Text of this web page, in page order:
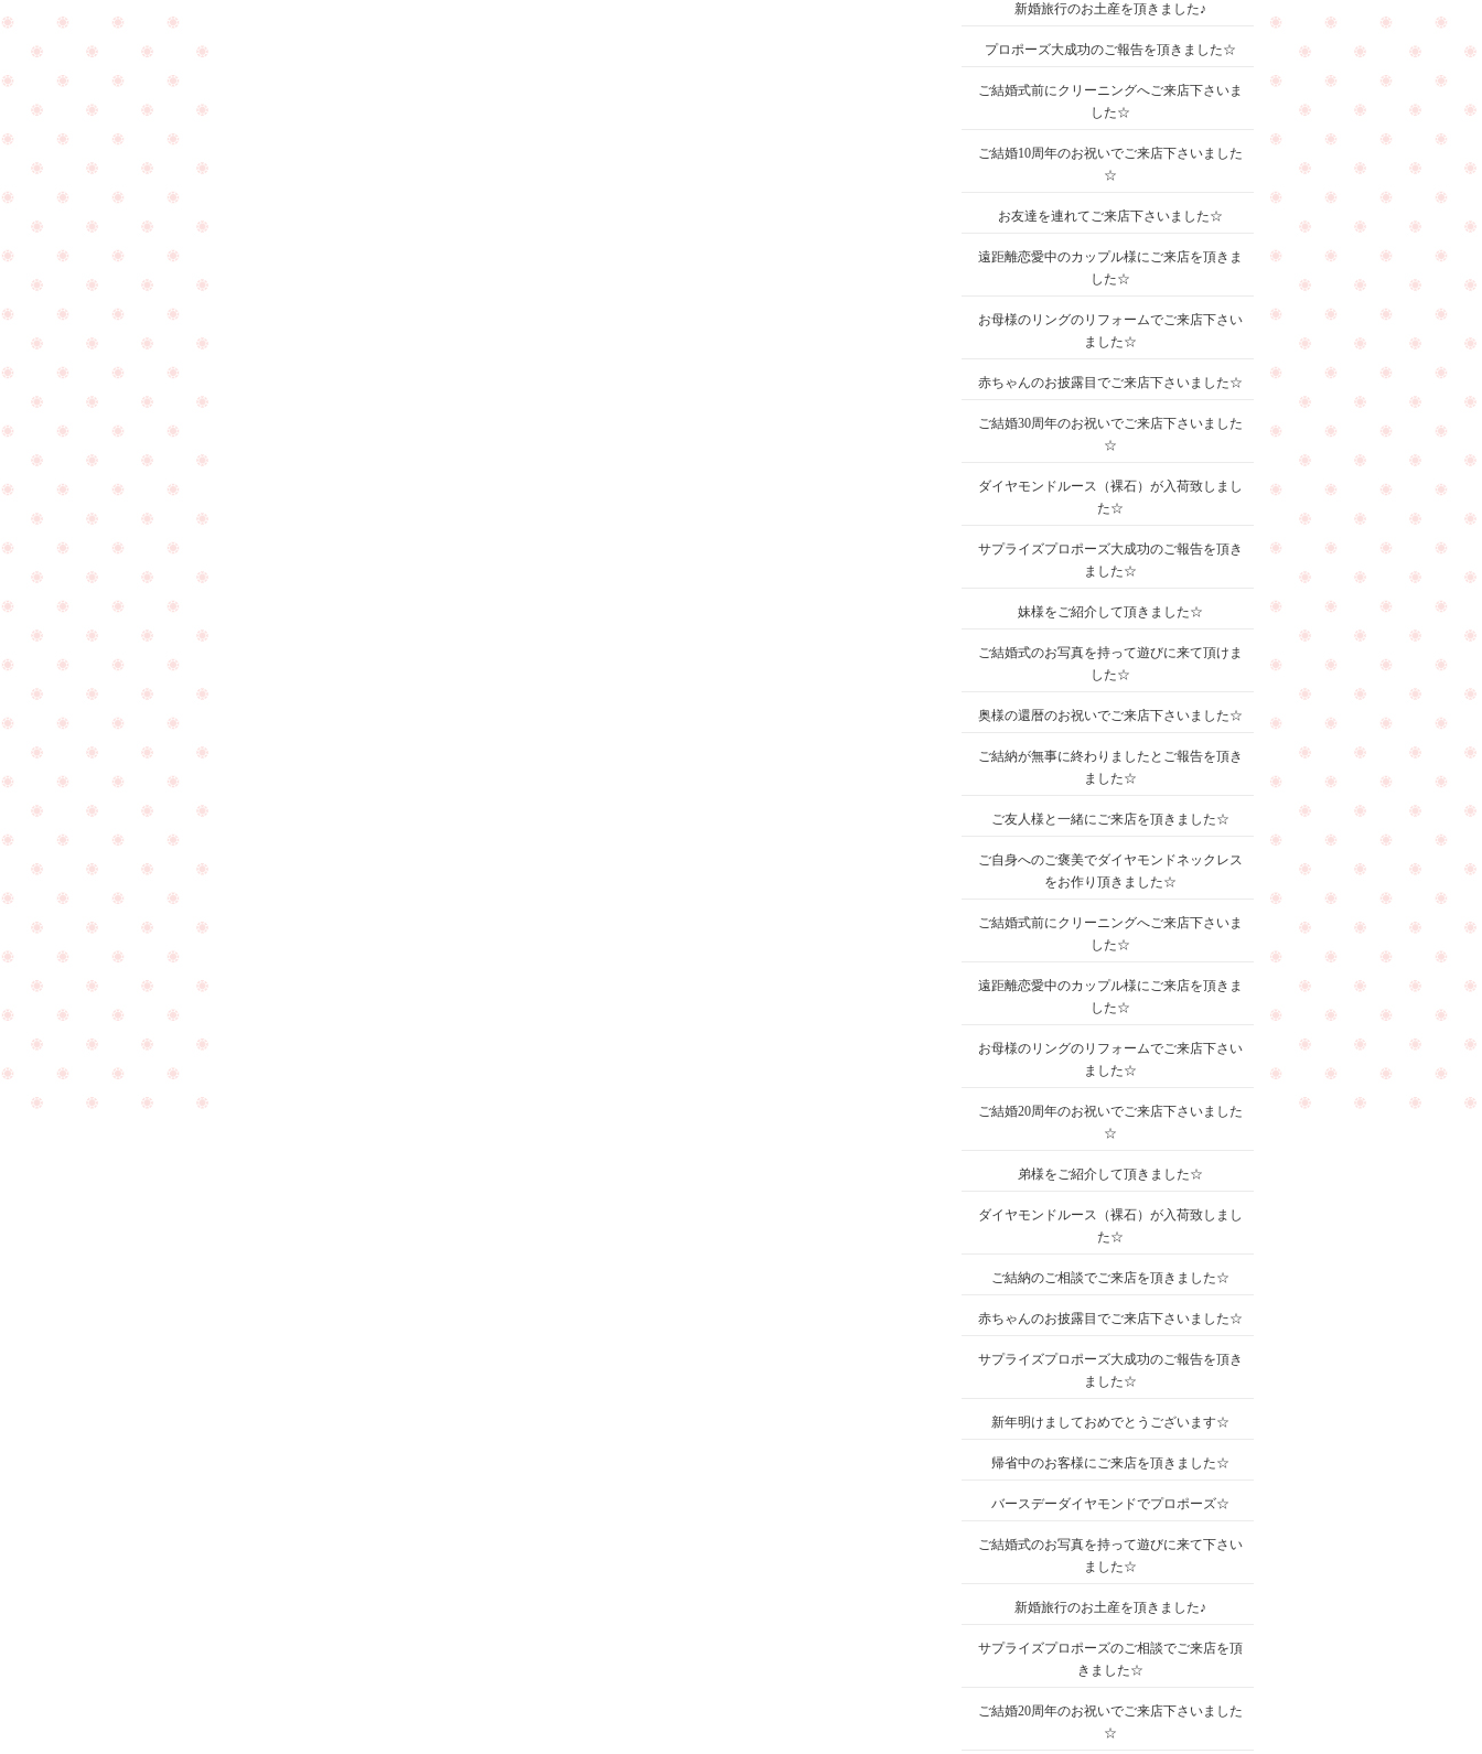
新婚旅行のお土産を頂きました♪
プロポーズ大成功のご報告を頂きました☆
ご結婚式前にクリーニングへご来店下さいま
した☆
ご結婚10周年のお祝いでご来店下さいました
☆
お友達を連れてご来店下さいました☆
遠距離恋愛中のカップル様にご来店を頂きま
した☆
お母様のリングのリフォームでご来店下さい
ました☆
赤ちゃんのお披露目でご来店下さいました☆
ご結婚30周年のお祝いでご来店下さいました
☆
ダイヤモンドルース（裸石）が入荷致しまし
た☆
サプライズプロポーズ大成功のご報告を頂き
ました☆
妹様をご紹介して頂きました☆
ご結婚式のお写真を持って遊びに来て頂けま
した☆
奥様の還暦のお祝いでご来店下さいました☆
ご結納が無事に終わりましたとご報告を頂き
ました☆
ご友人様と一緒にご来店を頂きました☆
ご自身へのご褒美でダイヤモンドネックレス
をお作り頂きました☆
ご結婚式前にクリーニングへご来店下さいま
した☆
遠距離恋愛中のカップル様にご来店を頂きま
した☆
お母様のリングのリフォームでご来店下さい
ました☆
ご結婚20周年のお祝いでご来店下さいました
☆
弟様をご紹介して頂きました☆
ダイヤモンドルース（裸石）が入荷致しまし
た☆
ご結納のご相談でご来店を頂きました☆
赤ちゃんのお披露目でご来店下さいました☆
サプライズプロポーズ大成功のご報告を頂き
ました☆
新年明けましておめでとうございます☆
帰省中のお客様にご来店を頂きました☆
バースデーダイヤモンドでプロポーズ☆
ご結婚式のお写真を持って遊びに来て下さい
ました☆
新婚旅行のお土産を頂きました♪
サプライズプロポーズのご相談でご来店を頂
きました☆
ご結婚20周年のお祝いでご来店下さいました
☆